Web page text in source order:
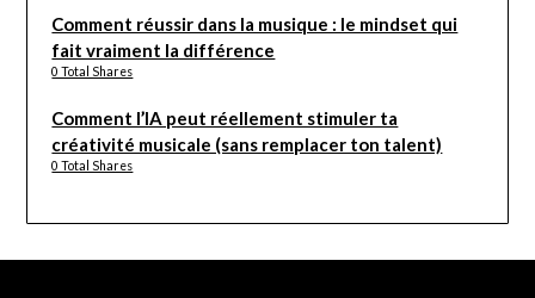
Comment réussir dans la musique : le mindset qui
fait vraiment la différence
0 Total Shares
Comment l’IA peut réellement stimuler ta
créativité musicale (sans remplacer ton talent)
0 Total Shares